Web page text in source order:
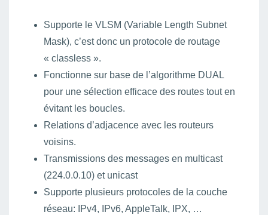
Supporte le VLSM (Variable Length Subnet
Mask), c’est donc un protocole de routage
« classless ».
Fonctionne sur base de l’algorithme DUAL
pour une sélection efficace des routes tout en
évitant les boucles.
Relations d’adjacence avec les routeurs
voisins.
Transmissions des messages en multicast
(224.0.0.10) et unicast
Supporte plusieurs protocoles de la couche
réseau: IPv4, IPv6, AppleTalk, IPX, …